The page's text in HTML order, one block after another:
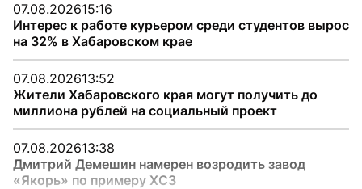
07.08.202615:16
Интерес к работе курьером среди студентов вырос
на 32% в Хабаровском крае
07.08.202613:52
Жители Хабаровского края могут получить до
миллиона рублей на социальный проект
07.08.202613:38
Дмитрий Демешин намерен возродить завод
«Якорь» по примеру ХСЗ